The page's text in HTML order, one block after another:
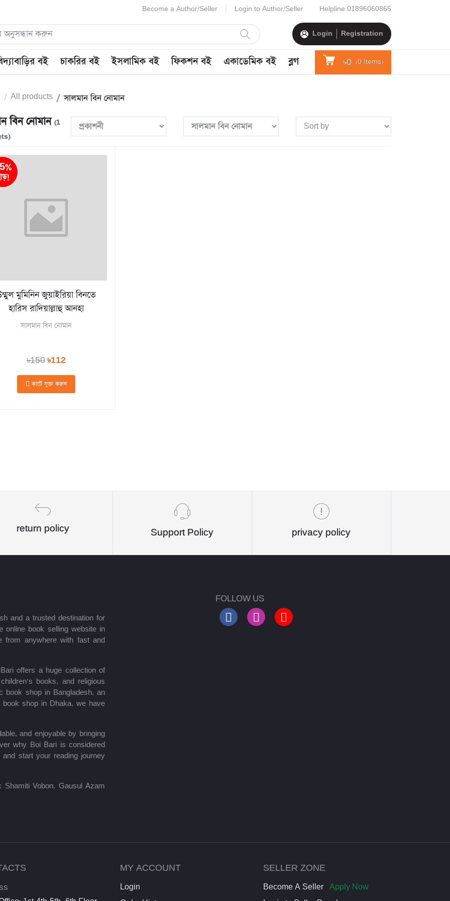
Become a Author/Seller Login to Author/Seller Helpline 01896060865
Login Registration
বই চাকরির বই ইসলামিক বই ফিকশন বই একাডেমিক বই ব্লগ ৳0 (0 Items)
All products সালমান বিন নোমান
বিন নোমান (1
মুমিনিন জুয়াইরিয়া বিনতে
হারিস রাদিয়াল্লাহু আনহা
সালমান বিন নোমান
৳150৳112
কার্টে যুক্ত করুন
return policy Support Policy privacy policy
and a trusted destination for
online book selling website in
from anywhere with fast and
offers a huge collection of
books, and religious
book shop in Bangladesh, an
shop in Dhaka, we have
and enjoyable by bringing
why Boi Bari is considered
start your reading journey
Shamiti Vobon, Gausul Azam
FOLLOW US
MY ACCOUNT
Login
SELLER ZONE
Become A Seller
Apply Now